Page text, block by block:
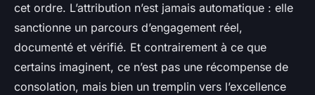
cet ordre. L’attribution n’est jamais automatique : elle
sanctionne un parcours d’engagement réel,
documenté et vérifié. Et contrairement à ce que
certains imaginent, ce n’est pas une récompense de
consolation, mais bien un tremplin vers l’excellence